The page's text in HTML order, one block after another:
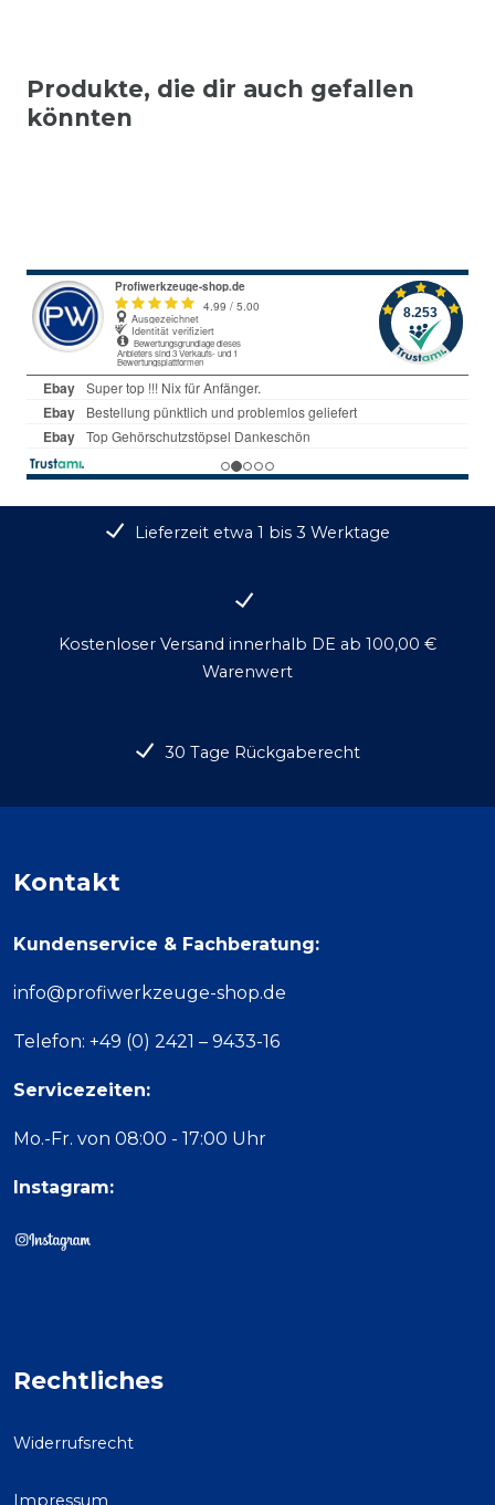
Produkte, die dir auch gefallen
könnten
Lieferzeit etwa 1 bis 3 Werktage
Kostenloser Versand innerhalb DE ab 100,00 €
Warenwert
30 Tage Rückgaberecht
Kontakt
Kundenservice & Fachberatung:
info@profiwerkzeuge-shop.de
Telefon: +49 (0) 2421 – 9433-16
Servicezeiten:
Mo.-Fr. von 08:00 - 17:00 Uhr
Instagram:
Rechtliches
Widerrufsrecht
Impressum